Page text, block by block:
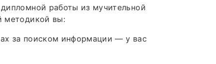
работы из мучительной
методикой вы:
за поиском информации — у вас